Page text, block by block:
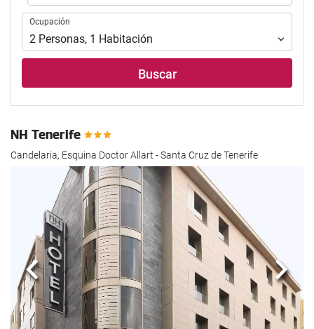
realizar
búsqueda
de
fin
para
realizar
Ocupación
Ocupación
2 Personas, 1 Habitación
Buscar
NH Tenerife
Candelaria, Esquina Doctor Allart - Santa Cruz de Tenerife
Anterior